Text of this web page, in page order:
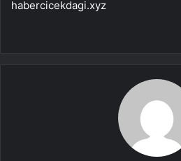
habercicekdagi.xyz